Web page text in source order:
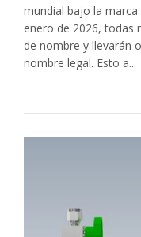
mundial bajo la marca
enero de 2026, todas
de nombre y llevarán
nombre legal. Esto a...